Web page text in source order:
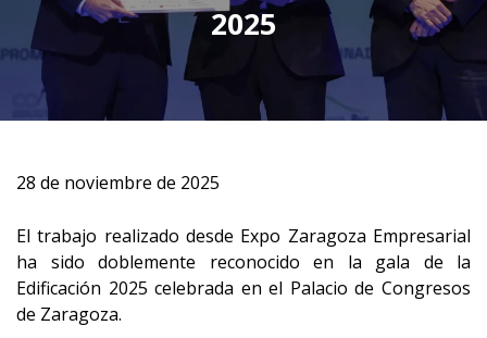
2025
28 de noviembre de 2025
El trabajo realizado desde Expo Zaragoza Empresarial
ha sido doblemente reconocido en la gala de la
Edificación 2025 celebrada en el Palacio de Congresos
de Zaragoza.